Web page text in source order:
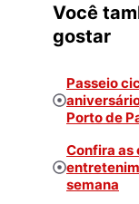
Você
gostar
Passeio
Porto de
Confira as
semana